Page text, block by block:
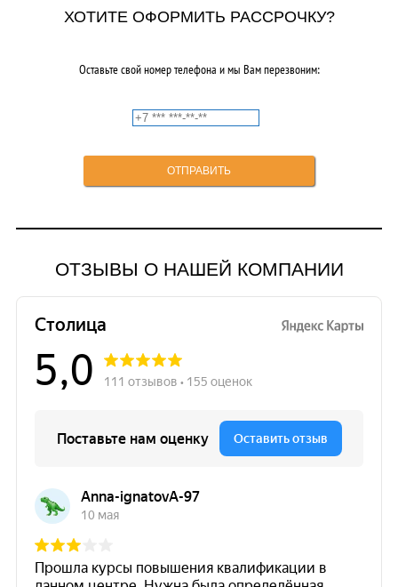
ХОТИТЕ ОФОРМИТЬ РАССРОЧКУ?
Оставьте свой номер телефона и мы Вам перезвоним:
ОТЗЫВЫ О НАШЕЙ КОМПАНИИ